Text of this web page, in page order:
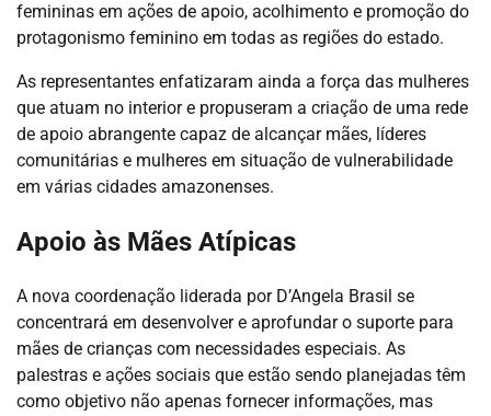
femininas em ações de apoio, acolhimento e promoção do
protagonismo feminino em todas as regiões do estado.
As representantes enfatizaram ainda a força das mulheres
que atuam no interior e propuseram a criação de uma rede
de apoio abrangente capaz de alcançar mães, líderes
comunitárias e mulheres em situação de vulnerabilidade
em várias cidades amazonenses.
Apoio às Mães Atípicas
A nova coordenação liderada por D’Angela Brasil se
concentrará em desenvolver e aprofundar o suporte para
mães de crianças com necessidades especiais. As
palestras e ações sociais que estão sendo planejadas têm
como objetivo não apenas fornecer informações, mas